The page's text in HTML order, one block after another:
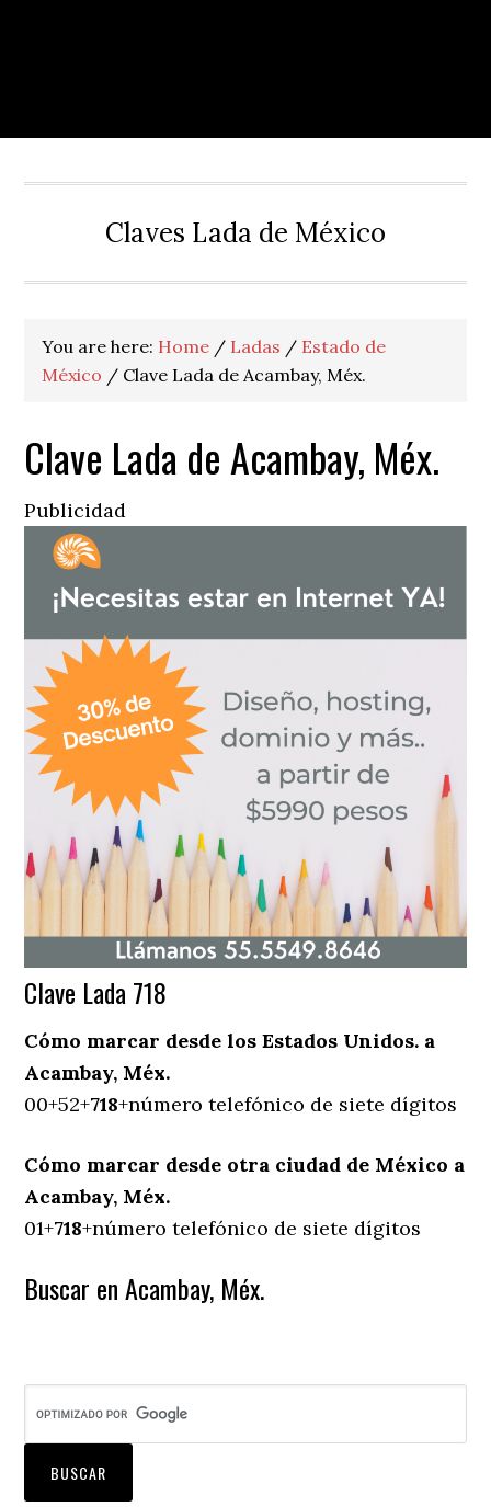
Claves Lada de México
You are here: Home / Ladas / Estado de
México / Clave Lada de Acambay, Méx.
Clave Lada de Acambay, Méx.
Publicidad
Clave Lada 718
Cómo marcar desde los Estados Unidos. a
Acambay, Méx.
00+52+718+número telefónico de siete dígitos
Cómo marcar desde otra ciudad de México a
Acambay, Méx.
01+718+número telefónico de siete dígitos
Buscar en Acambay, Méx.